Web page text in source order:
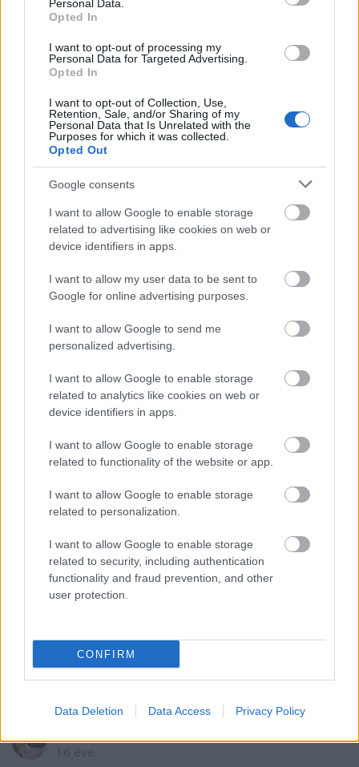
Personal Data.
Opted In
I want to opt-out of processing my
Personal Data for Targeted Advertising.
Opted In
I want to opt-out of Collection, Use,
Retention, Sale, and/or Sharing of my
Personal Data that Is Unrelated with the
Purposes for which it was collected.
Opted Out
Google consents
I want to allow Google to enable storage
related to advertising like cookies on web or
device identifiers in apps.
I want to allow my user data to be sent to
Google for online advertising purposes.
I want to allow Google to send me
personalized advertising.
I want to allow Google to enable storage
related to analytics like cookies on web or
device identifiers in apps.
I want to allow Google to enable storage
related to functionality of the website or app.
I want to allow Google to enable storage
related to personalization.
I want to allow Google to enable storage
related to security, including authentication
functionality and fraud prevention, and other
user protection.
CONFIRM
Data Deletion Data Access Privacy Policy
tudnak autót gyártani nem kell hogy pár baseball
TC-t.És most elnézést ha valakit megsértettem vagy
eltaláltam nem ez volt a célom,de nézzétek meg
hogy tisztes küllemű embert már nem látsz BMW-
ből kiszállni.Egy barátomnak tetszettek a
bömösök,de azt mondta mivel ő nem bűnőző Japán
autót vett inkább stb.
Ami az A8 előtti új szériákra vonatkozik,te
Konzumidióta vagy?Kéthetente bemuttanak egy új
tipust és nem ilyen Bangle féle harckocsi
századokat.Lehetne ezt a témát rágni tovább...Na
sziasztok.BUÉK!
BMW ///
16 éve
@Audifan: Már idiótázol is te szeeeeerencsétlen. Az
Audi a 3 gyártó közül a leggyengébb és ők is tudják
jól. Akik meg BMW-t vesznek ugyanúgy lehetnek
normálisak is mint bármilyen ember. Audiban meg
általában csak cigókat látuk..huhh micsoda
általánosítást mutattál be..
16 éve
nem változnak!
siptex
Kár, hogy a tv2 nem érezte mi rejlik a csapatban.
Hajrá TOTÁLKÁR!